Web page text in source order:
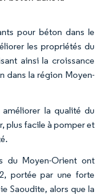
pour béton dans le
les propriétés du
ainsi la croissance
dans la région Moyen-
la qualité du
plus facile à pomper et
du Moyen-Orient ont
portée par une forte
Saoudite, alors que la